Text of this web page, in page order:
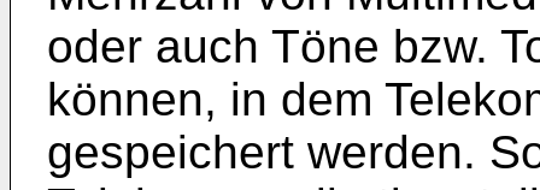
oder auch Töne bzw.
können, in dem
gespeichert werden.